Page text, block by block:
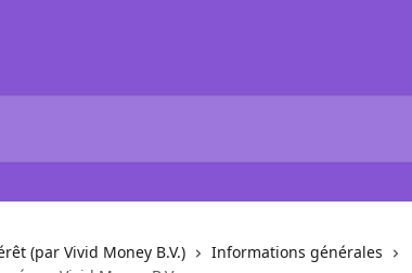
(par Vivid Money B.V.)
Informations générales